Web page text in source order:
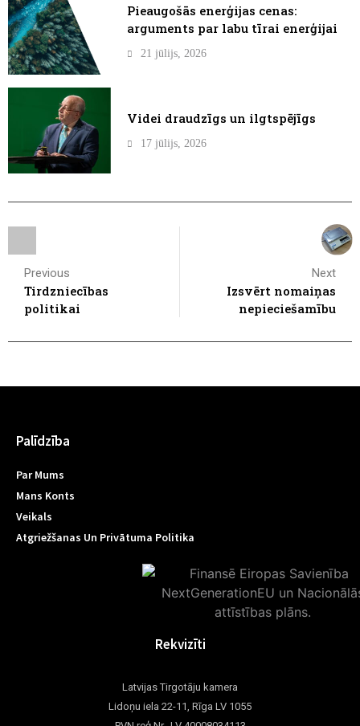
Pieaugošās enerģijas cenas:
arguments par labu tīrai enerģijai
21 jūlijs, 2026
Videi draudzīgs un ilgtspējīgs
17 jūlijs, 2026
Previous
Tirdzniecības
politikai
Next
Izsvērt nomaiņas
nepieciešamību
Palīdzība
Par Mums
Mans Konts
Veikals
Atgriežšanas Un Privātuma Politika
Rekvizīti
Latvijas Tirgotāju kamera
Lidoņu iela 22-11, Rīga LV 1055